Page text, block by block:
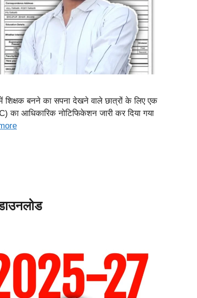
शिक्षक बनने का सपना देखने वाले छात्रों के लिए एक
आधिकारिक नोटिफिकेशन जारी कर दिया गया